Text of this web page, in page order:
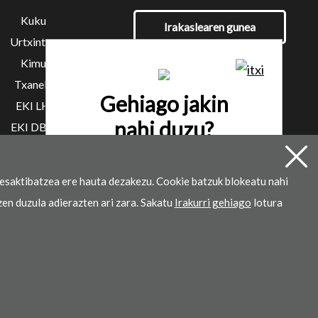
Kuku
Urtxintxa
Kimu
Txanela
EKI LH
EKI DBH
Irakaslearen gunea
k garatua
Gehiago jakin
nahi duzu?
Hitzordua eskatu
ere hauta dezakezu. Cookie batzuk blokeatu nahi
duzula adierazten ari zara. Sakatu Irakurri gehiago lotura